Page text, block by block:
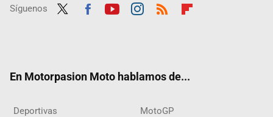
Síguenos
En Motorpasion Moto hablamos de...
Deportivas MotoGP